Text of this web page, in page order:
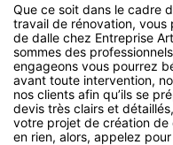
Que ce soit dans le cadre
travail de rénovation,
de dalle chez Entreprise
sommes des
engageons vous pourrez
avant toute intervention,
nos clients afin qu’ils se
devis très clairs et
votre projet de création
en rien, alors, appelez